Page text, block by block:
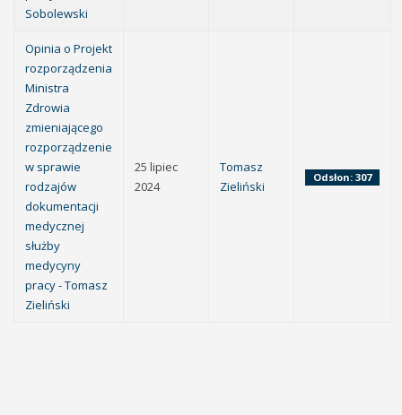
Sobolewski
Opinia o Projekt
rozporządzenia
Ministra
Zdrowia
zmieniającego
rozporządzenie
w sprawie
rodzajów
dokumentacji
medycznej
służby
medycyny
pracy - Tomasz
Zieliński
25 lipiec
2024
Tomasz
Zieliński
Odsłon: 307